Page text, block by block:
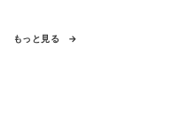
もっと見る